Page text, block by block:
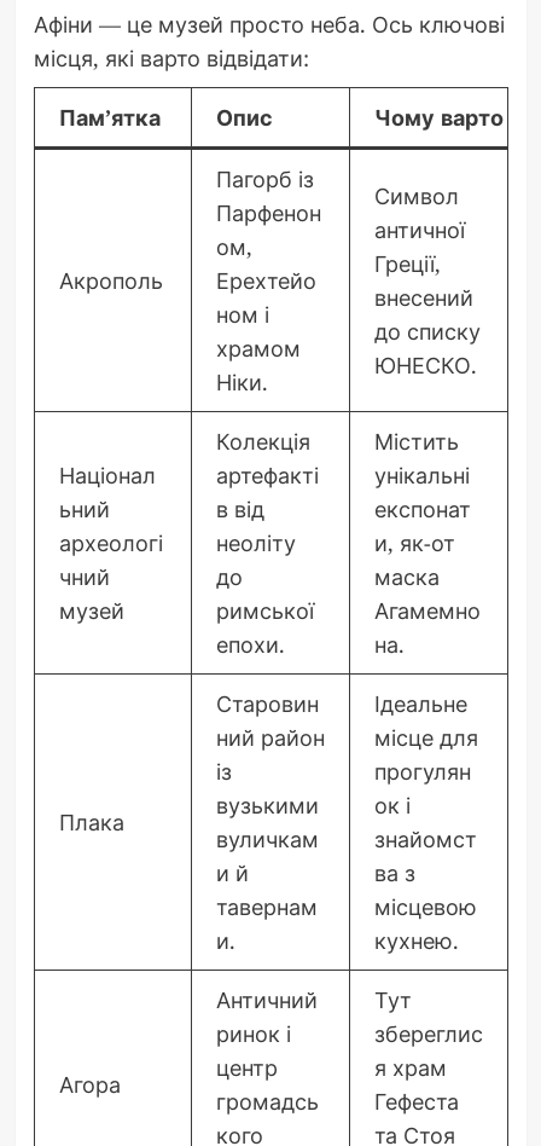
Афіни — це музей просто неба. Ось ключові
місця, які варто відвідати:
Пам’ятка Опис Чому варто
Акрополь
Пагорб із
Парфенон
ом,
Ерехтейо
ном і
храмом
Ніки.
Символ
античної
Греції,
внесений
до списку
ЮНЕСКО.
Націонал
ьний
археологі
чний
музей
Колекція
артефакті
в від
неоліту
до
римської
епохи.
Містить
унікальні
експонат
и, як-от
маска
Агамемно
на.
Плака
Старовин
ний район
із
вузькими
вуличкам
и й
тавернам
и.
Ідеальне
місце для
прогулян
ок і
знайомст
ва з
місцевою
кухнею.
Агора
Античний
ринок і
центр
громадсь
кого
Тут
збереглис
я храм
Гефеста
та Стоя